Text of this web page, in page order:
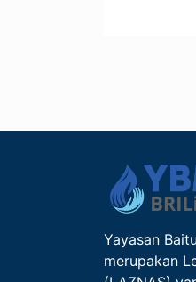
Yayasan
merupakan